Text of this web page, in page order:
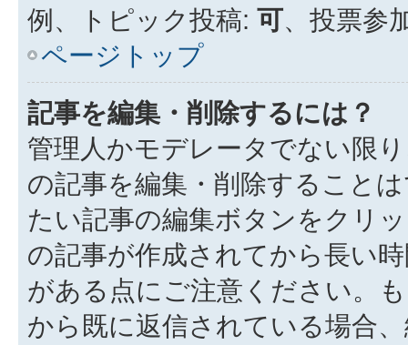
例、トピック投稿: 可、投票参
ページトップ
記事を編集・削除するには？
管理人かモデレータでない限
の記事を編集・削除すること
たい記事の編集ボタンをクリ
の記事が作成されてから長い
がある点にご注意ください。
から既に返信されている場合